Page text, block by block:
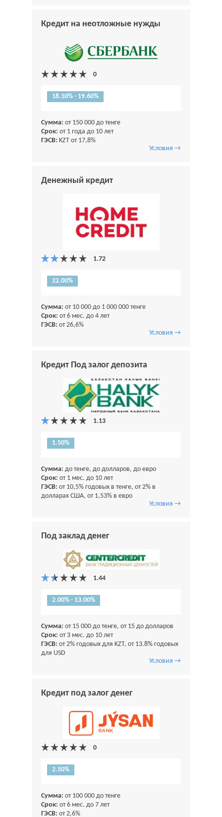
Кредит на неотложные нужды
18.10% - 19.60%
Сумма: от 150 000 до тенге
Срок: от 1 года до 10 лет
ГЭСВ: KZT от 17,8%
Условия →
Денежный кредит
22.00%
Сумма: от 10 000 до 1 000 000 тенге
Срок: от 6 мес. до 4 лет
ГЭСВ: от 26,6%
Условия →
Кредит Под залог депозита
1.50%
Сумма: до тенге, до долларов, до евро
Срок: от 1 мес. до 10 лет
ГЭСВ: от 10,5% годовых в тенге, от 2% в
долларах США, от 1,53% в евро
Условия →
Под заклад денег
2.00% - 13.00%
Сумма: от 15 000 до тенге, от 15 до долларов
Срок: от 3 мес. до 10 лет
ГЭСВ: от 2% годовых для KZT, от 13.8% годовых
для USD
Условия →
Кредит под залог денег
2.50%
Сумма: от 100 000 до тенге
Срок: от 6 мес. до 7 лет
ГЭСВ: от 2,6%